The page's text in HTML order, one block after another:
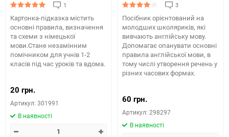
1
Картонка-підказка містить
основні правила, визначення
та схеми з німецької
мови.Стане незамінним
помічником для учнів 1-2
класів під час уроків та вдома.
20 грн.
Артикул: 301991
В наявності
3
Посібник орієнтований на
молодших школяриків, які
вивчають англійську мову.
Допомагає опанувати основні
правила англійської мови, в
тому числі утворення речень у
різних часових формах.
60 грн.
Артикул: 298297
В наявності